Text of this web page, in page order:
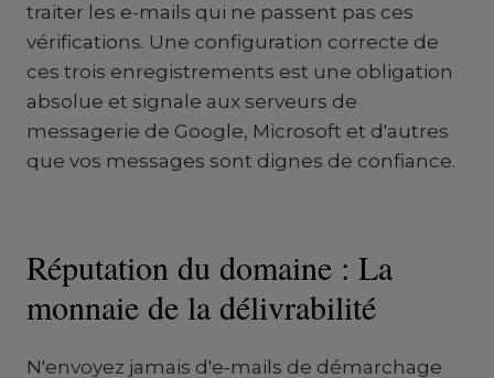
traiter les e-mails qui ne passent pas ces
vérifications. Une configuration correcte de
ces trois enregistrements est une obligation
absolue et signale aux serveurs de
messagerie de Google, Microsoft et d'autres
que vos messages sont dignes de confiance.
Réputation du domaine : La
monnaie de la délivrabilité
N'envoyez jamais d'e-mails de démarchage